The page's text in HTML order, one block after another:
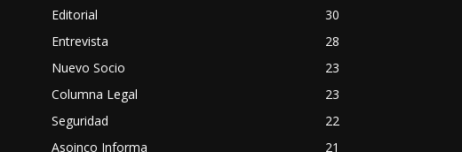
Editorial
30
Entrevista
28
Nuevo Socio
23
Columna Legal
23
Seguridad
22
Asoinco Informa
21